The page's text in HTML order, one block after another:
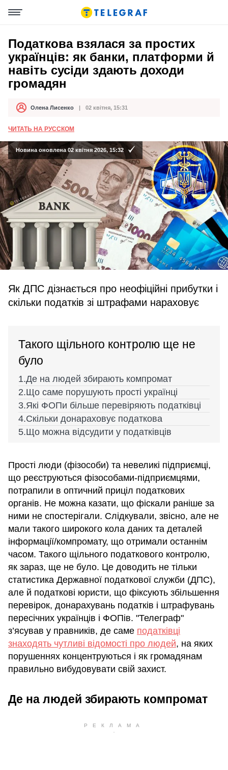
Податкова взялася за простих
українців: як банки, платформи й
навіть сусіди здають доходи
громадян
АвторОлена Лисенко
Дата публікації 02 квітня, 15:31
ЧИТАТЬ НА РУССКОМ
Новина оновлена 02 квітня 2026, 15:32
Як ДПС дізнається про неофіційні прибутки і
скільки податків зі штрафами нараховує
Такого щільного контролю ще не
було
Де на людей збирають компромат
Що саме порушують прості українці
Які ФОПи більше перевіряють податківці
Скільки донараховує податкова
Що можна відсудити у податківців
Прості люди (фізособи) та невеликі підприємці,
що реєструються фізособами-підприємцями,
потрапили в оптичний приціл податкових
органів. Не можна казати, що фіскали раніше за
ними не спостерігали. Слідкували, звісно, але не
мали такого широкого кола даних та деталей
інформації/компромату, що отримали останнім
часом. Такого щільного податкового контролю,
як зараз, ще не було. Це доводить не тільки
статистика Державної податкової служби (ДПС),
але й податкові юристи, що фіксують збільшення
перевірок, донарахувань податків і штрафувань
пересічних українців і ФОПів. "Телеграф"
з’ясував у правників, де саме податківці
знаходять чутливі відомості про людей, на яких
порушеннях концентруються і як громадянам
правильно вибудовувати свій захист.
Де на людей збирають компромат